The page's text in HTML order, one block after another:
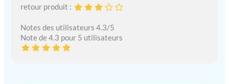
retour produit :
Notes des utilisateurs 4.3/5
Note de 4.3 pour 5 utilisateurs